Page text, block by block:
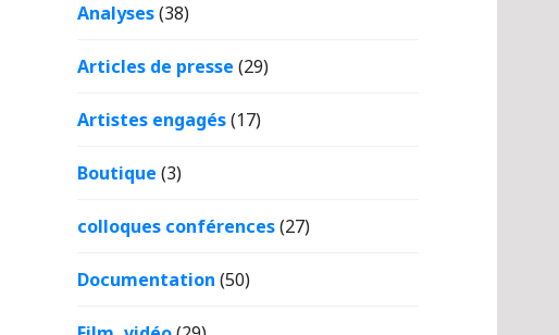
Analyses(38)
Articles de presse (29)
Artistes engagés(17)
Boutique (3)
colloques conférences(27)
Documentation (50)